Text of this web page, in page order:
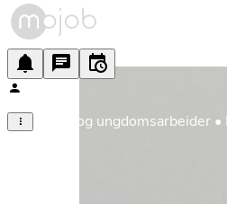
Barne og ungdomsarbeider